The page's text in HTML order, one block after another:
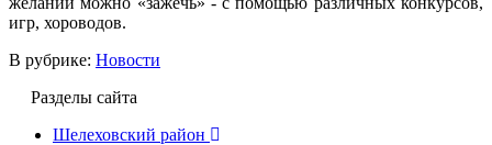
игр, хороводов.
В рубрике: Новости
Разделы сайта
Шелеховский район